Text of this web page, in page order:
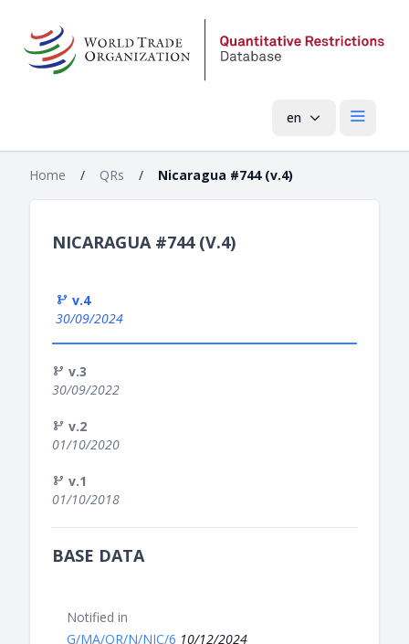
en Open
Home / QRs / Nicaragua #744 (v.4)
NICARAGUA #744 (V.4)
v.4
30/09/2024
v.3
30/09/2022
v.2
01/10/2020
v.1
01/10/2018
BASE DATA
Notified in
G/MA/QR/N/NIC/6 10/12/2024